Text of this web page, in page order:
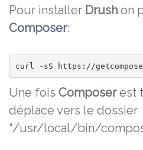
Pour installer Drush on
Composer:
curl -sS https://
Une fois Composerest
déplace vers le dossier
“/usr/local/bin/